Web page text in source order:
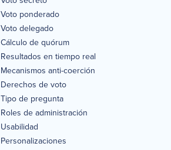
Voto ponderado
Voto delegado
Cálculo de quórum
Resultados en tiempo real
Mecanismos anti-coerción
Derechos de voto
Tipo de pregunta
Roles de administración
Usabilidad
Personalizaciones